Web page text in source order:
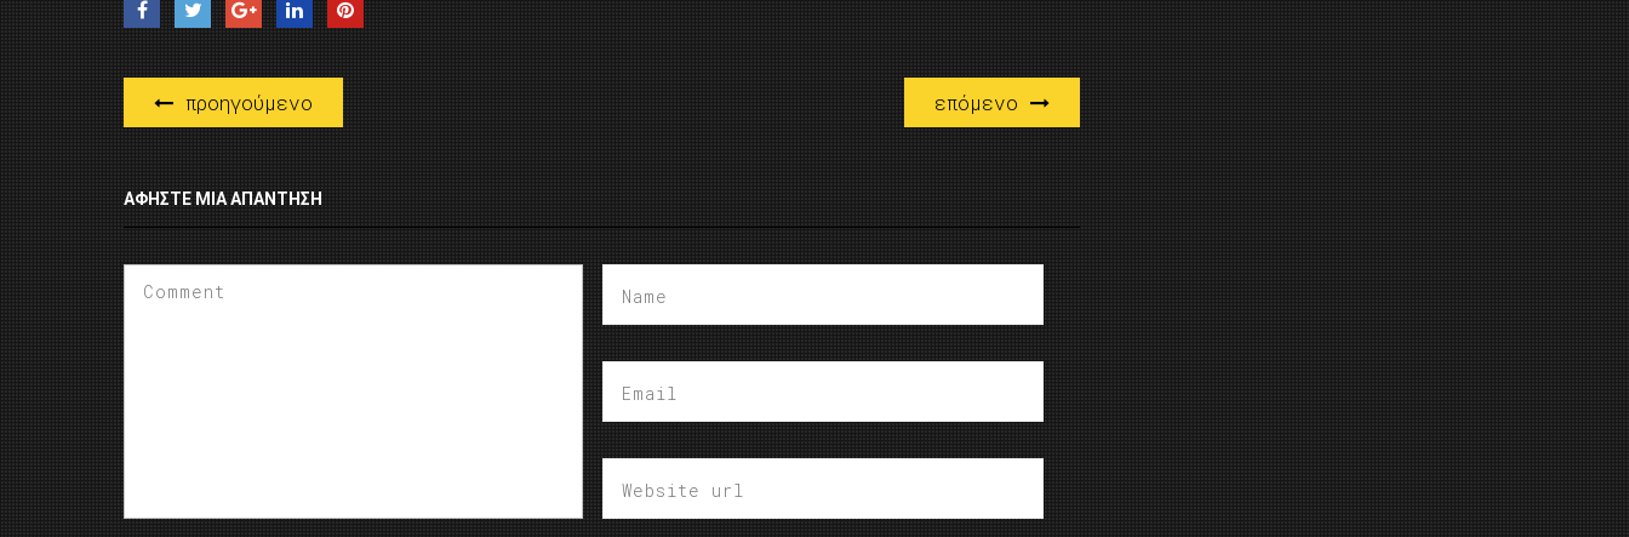
προηγούμενο επόμενο
ΑΦΉΣΤΕ ΜΙΑ ΑΠΆΝΤΗΣΗ